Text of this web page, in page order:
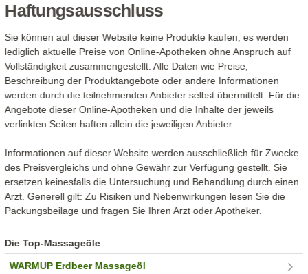
Haftungsausschluss
Sie können auf dieser Website keine Produkte kaufen, es werden
lediglich aktuelle Preise von Online-Apotheken ohne Anspruch auf
Vollständigkeit zusammengestellt. Alle Daten wie Preise,
Beschreibung der Produktangebote oder andere Informationen
werden durch die teilnehmenden Anbieter selbst übermittelt. Für die
Angebote dieser Online-Apotheken und die Inhalte der jeweils
verlinkten Seiten haften allein die jeweiligen Anbieter.
Informationen auf dieser Website werden ausschließlich für Zwecke
des Preisvergleichs und ohne Gewähr zur Verfügung gestellt. Sie
ersetzen keinesfalls die Untersuchung und Behandlung durch einen
Arzt. Generell gilt: Zu Risiken und Nebenwirkungen lesen Sie die
Packungsbeilage und fragen Sie Ihren Arzt oder Apotheker.
Die Top-Massageöle
WARMUP Erdbeer Massageöl